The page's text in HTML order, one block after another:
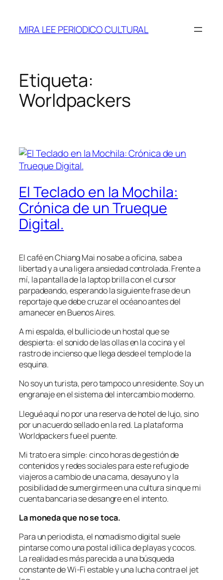
contenido
MIRA LEE PERIODICO CULTURAL
Etiqueta:
Worldpackers
El Teclado en la Mochila:
Crónica de un Trueque
Digital.
El café en Chiang Mai no sabe a oficina, sabe a
libertad y a una ligera ansiedad controlada. Frente a
mí, la pantalla de la laptop brilla con el cursor
parpadeando, esperando la siguiente frase de un
reportaje que debe cruzar el océano antes del
amanecer en Buenos Aires.
A mi espalda, el bullicio de un hostal que se
despierta: el sonido de las ollas en la cocina y el
rastro de incienso que llega desde el templo de la
esquina.
No soy un turista, pero tampoco un residente. Soy un
engranaje en el sistema del intercambio moderno.
Llegué aquí no por una reserva de hotel de lujo, sino
por un acuerdo sellado en la red. La plataforma
Worldpackers fue el puente.
Mi trato era simple: cinco horas de gestión de
contenidos y redes sociales para este refugio de
viajeros a cambio de una cama, desayuno y la
posibilidad de sumergirme en una cultura sin que mi
cuenta bancaria se desangre en el intento.
La moneda que no se toca.
Para un periodista, el nomadismo digital suele
pintarse como una postal idílica de playas y cocos.
La realidad es más parecida a una búsqueda
constante de Wi-Fi estable y una lucha contra el jet